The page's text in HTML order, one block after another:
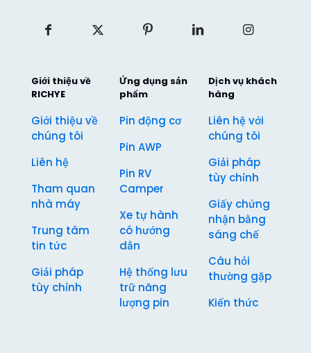
Giới thiệu về
RICHYE
Giới thiệu về
chúng tôi
Liên hệ
Tham quan
nhà máy
Trung tâm
tin tức
Giải pháp
tùy chỉnh
Ứng dụng sản
phẩm
Pin động cơ
Pin AWP
Pin RV
Camper
Xe tự hành
có hướng
dẫn
Hệ thống lưu
trữ năng
lượng pin
Dịch vụ khách
hàng
Liên hệ với
chúng tôi
Giải pháp
tùy chỉnh
Giấy chứng
nhận bằng
sáng chế
Câu hỏi
thường gặp
Kiến thức